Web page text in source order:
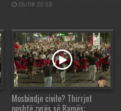
06/08 20:53
Mosbindje civile? Thirrjet
poshtë zyrës së Ramës: